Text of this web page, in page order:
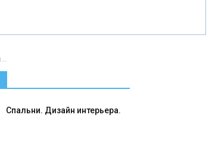
Спальни. Дизайн интерьера.